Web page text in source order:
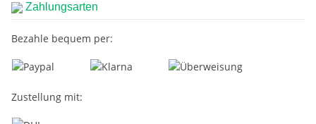
Zahlungsarten
Bezahle bequem per:
Zustellung mit: